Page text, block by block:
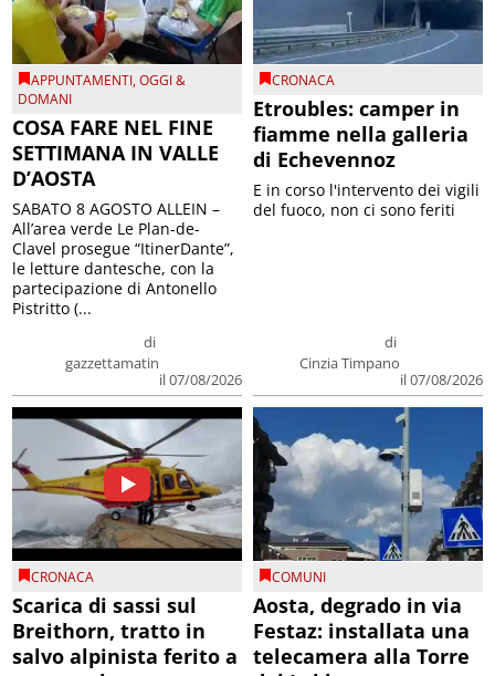
APPUNTAMENTI,OGGI &
DOMANI
COSA FARE NEL FINE
SETTIMANA IN VALLE
D’AOSTA
di
gazzettamatin
il 07/08/2026
SABATO 8 AGOSTO ALLEIN –
All’area verde Le Plan-de-
Clavel prosegue “ItinerDante”,
le letture dantesche, con la
partecipazione di Antonello
Pistritto (...
CRONACA
Etroubles: camper in
fiamme nella galleria
di Echevennoz
di
Cinzia Timpano
il 07/08/2026
E in corso l'intervento dei vigili
del fuoco, non ci sono feriti
CRONACA
Scarica di sassi sul
Breithorn, tratto in
salvo alpinista ferito a
COMUNI
Aosta, degrado in via
Festaz: installata una
telecamera alla Torre